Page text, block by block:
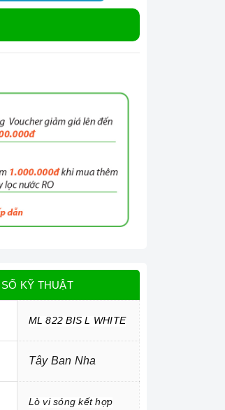
KỸ THUẬT
ML 822 BIS L WHITE
Tây Ban Nha
Lò vi sóng kết hợp